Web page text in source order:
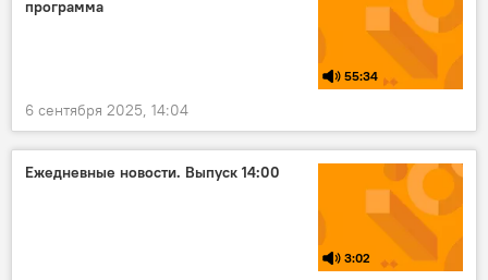
программа
55:34
6 сентября 2025, 14:04
Ежедневные новости. Выпуск 14:00
3:02